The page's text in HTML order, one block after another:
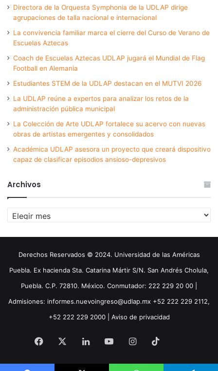
Directora de la Orquesta Symphonia de la UDLAP dirige
agrupaciones de talla nacional e internacional
La convivencia familiar marca el cierre del Curso de Verano de
Escuelas Aztecas
Coach de Escuelas Aztecas UDLAP jugará el Mundial de Flag
Football en Alemania
Estudiantes STEM de la UDLAP destacan en el MUTVI 2026
La UDLAP reúne a expertos para analizar los retos de la
administración pública municipal
La Colección de Arte UDLAP fortalece su acervo con nuevas
obras de artistas emergentes y consolidados
Académica UDLAP asesora un proyecto que creará dispositivo
capaz de clasificar episodios ansioso-depresivos
Archivos
Archivos
Derechos Reservados © 2024. Universidad de las Américas
Puebla. Ex hacienda Sta. Catarina Mártir S/N. San Andrés Cholula,
Puebla. C.P. 72810. México. Conmutador: 222 229 20 00 |
Admisiones: informes.nuevoingreso@udlap.mx +52 222 229 2112,
+52 222 229 2000 | Aviso de privacidad
Facebook LinkedInYouTubeInstagram